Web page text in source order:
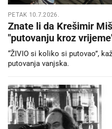
PETAK 10.7.2026.
Znate li da Krešimir
"putovanju kroz
“ŽIVIO si koliko si putovao”,
putovanja vanjska.